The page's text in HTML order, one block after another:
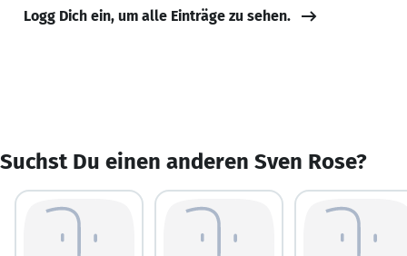
Logg Dich ein, um alle Einträge zu sehen.
Suchst Du einen anderen Sven Rose?